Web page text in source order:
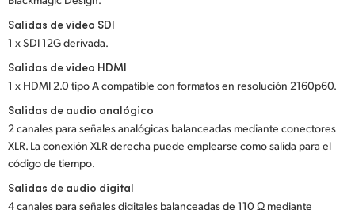
South Africa
Sweden
Chinese Taipei
UAE
Salidas de video SDI
1 x SDI 12G derivada.
Salidas de video HDMI
1 x HDMI 2.0 tipo A compatible con formatos en resolución 2160p60.
Salidas de audio analógico
2 canales para señales analógicas balanceadas mediante conectores
XLR. La conexión XLR derecha puede emplearse como salida para el
código de tiempo.
Salidas de audio digital
4 canales para señales digitales balanceadas de 110 Ω mediante